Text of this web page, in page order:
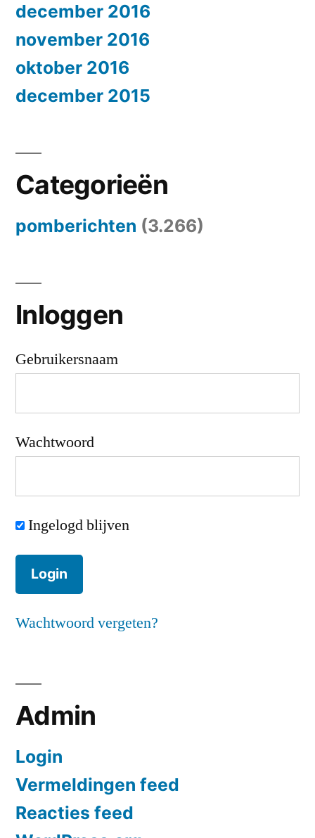
december 2016
november 2016
oktober 2016
december 2015
Categorieën
pomberichten (3.266)
Inloggen
Gebruikersnaam
Wachtwoord
Ingelogd blijven
Wachtwoord vergeten?
Admin
Login
Vermeldingen feed
Reacties feed